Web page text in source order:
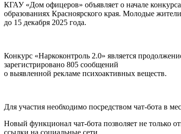
КГАУ «Дом офицеров» объявляет о начале
образованиях Красноярского края. Молодые
до 15 декабря 2025 года.
Конкурс «Наркоконтроль 2.0» является
зарегистрировано 805 сообщений
о выявленной рекламе психоактивных веществ.
Для участия необходимо посредством чат-бота в
Новый функционал чат-бота позволяет не только